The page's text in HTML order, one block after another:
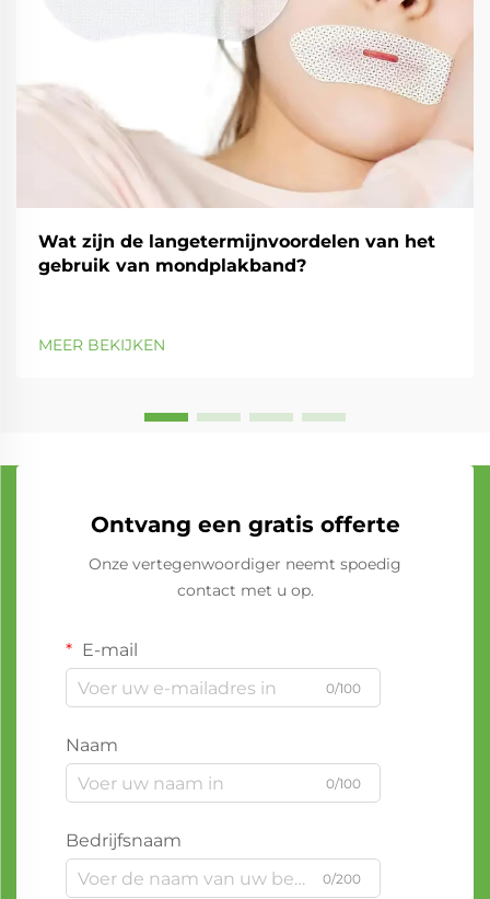
Wat zijn de langetermijnvoordelen van het
gebruik van mondplakband?
MEER BEKIJKEN
Ontvang een gratis offerte
Onze vertegenwoordiger neemt spoedig
contact met u op.
E-mail
0/100
Naam
0/100
Bedrijfsnaam
0/200